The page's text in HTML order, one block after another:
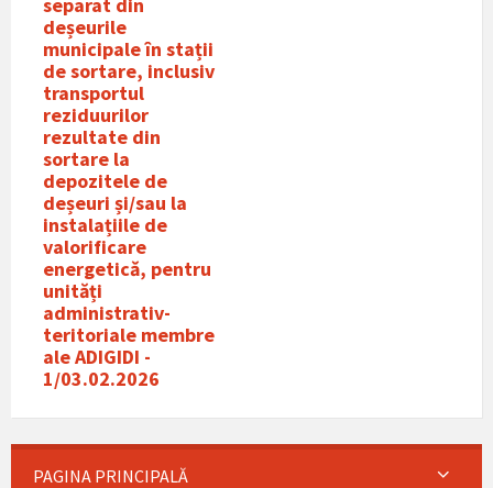
deșeurile
municipale în stații
de sortare, inclusiv
transportul
reziduurilor
rezultate din
sortare la
depozitele de
deșeuri și/sau la
instalațiile de
valorificare
energeticǎ, pentru
unități
administrativ-
teritoriale membre
ale ADIGIDI -
1/03.02.2026
PAGINA PRINCIPALĂ